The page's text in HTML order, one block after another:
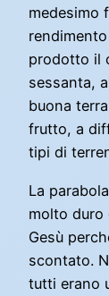
medesimo
prodotto il
sessanta,
buona
frutto, a
tipi di
La
molto duro
Gesù
scontato.
tutti erano